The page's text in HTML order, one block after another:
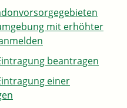
mit erhöhter
beantragen
einer